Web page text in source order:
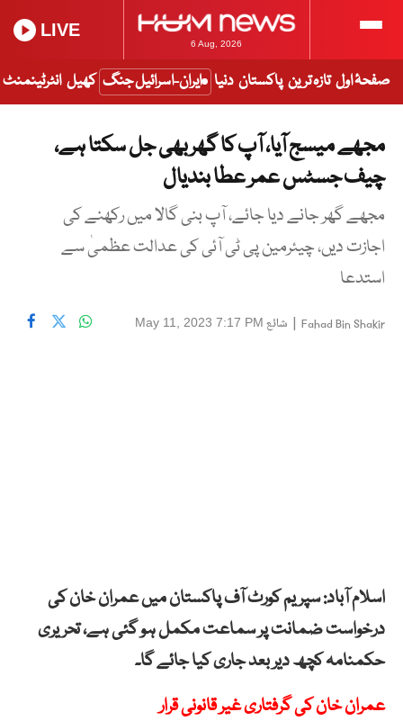
6 Aug, 2026
LIVE
صفحۂ اول تازہ ترین پاکستان دنیا ایران-اسرائیل جنگ کھیل انٹرٹینمنٹ
مجھے میسج آیا، آپ کا گھر بھی جل سکتا ہے،
چیف جسٹس عمر عطا بندیال
مجھے گھر جانے دیا جائے، آپ بنی گالا میں رکھنے کی
اجازت دیں، چیئرمین پی ٹی آئی کی عدالت عظمیٰ سے
استدعا
Fahad Bin Shakir
| شائع May 11, 2023 7:17 PM
اسلام آباد: سپریم کورٹ آف پاکستان میں عمران خان کی
درخواست ضمانت پر سماعت مکمل ہو گئی ہے، تحریری
حکمنامہ کچھ دیر بعد جاری کیا جائے گا۔
عمران خان کی گرفتاری غیر قانونی قرار